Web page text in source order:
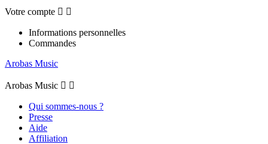
Votre compte  
Informations personnelles
Commandes
Arobas Music
Arobas Music  
Qui sommes-nous ?
Presse
Aide
Affiliation